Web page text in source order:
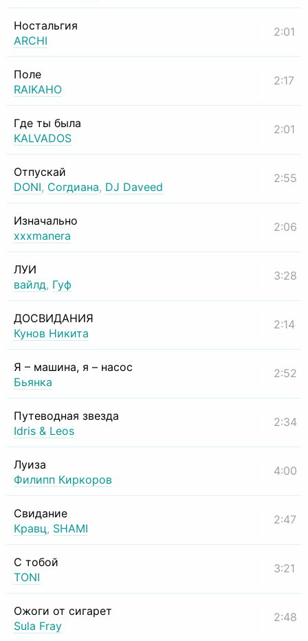
Ностальгия
ARCHI
2:01
Поле
RAIKAHO
2:17
Где ты была
KALVADOS
2:01
Отпускай
DONI, Согдиана, DJ Daveed
2:55
Изначально
xxxmanera
2:06
ЛУИ
вайлд, Гуф
3:28
ДОСВИДАНИЯ
Кунов Никита
2:14
Я – машина, я – насос
Бьянка
2:52
Путеводная звезда
Idris & Leos
2:34
Луиза
Филипп Киркоров
4:00
Свидание
Кравц, SHAMI
2:47
С тобой
TONI
3:21
Ожоги от сигарет
Sula Fray
2:48